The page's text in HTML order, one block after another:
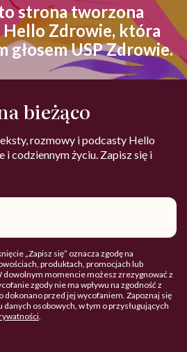
strona tworzona
Hello Zdrowie, która
głosem USP Zdrowie.
bieżąco
rozmowy i podcasty Hello
i codziennym życiu. Zapisz się i
„Zapisz się” oznacza zgodę na
produktach, promocjach lub
dowolnym momencie możesz zrezygnować z
zgody nie ma wpływu na zgodność z
przed jej wycofaniem. Zapoznaj się
osobowych, w tym o przysługujących